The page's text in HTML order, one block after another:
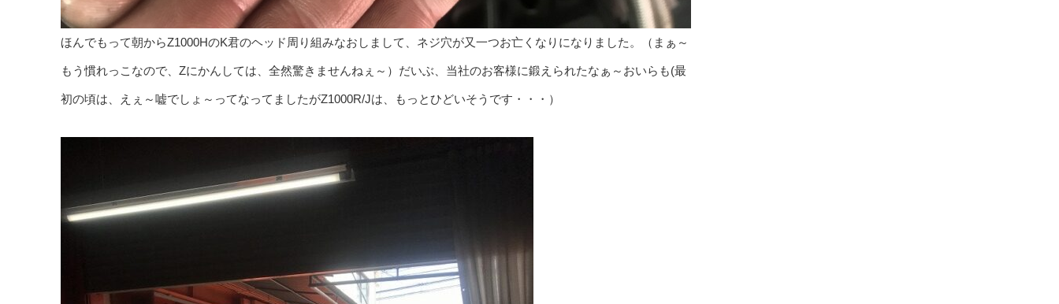
ほんでもって朝からZ1000HのK君のヘッド周り組みなおしまして、ネジ穴が又一つお亡くなりになりました。（まぁ～
もう慣れっこなので、Zにかんしては、全然驚きませんねぇ～）だいぶ、当社のお客様に鍛えられたなぁ～おいらも(最
初の頃は、えぇ～嘘でしょ～ってなってましたがZ1000R/Jは、もっとひどいそうです・・・）